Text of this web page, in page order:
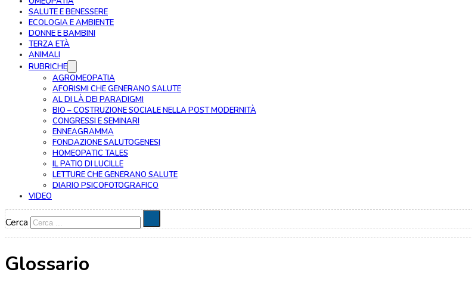
SALUTE E BENESSERE
ECOLOGIA E AMBIENTE
DONNE E BAMBINI
TERZA ETÀ
ANIMALI
RUBRICHE
AGROMEOPATIA
AFORISMI CHE GENERANO SALUTE
AL DI LÀ DEI PARADIGMI
BIO – COSTRUZIONE SOCIALE NELLA POST MODERNITÀ
CONGRESSI E SEMINARI
ENNEAGRAMMA
FONDAZIONE SALUTOGENESI
HOMEOPATIC TALES
IL PATIO DI LUCILLE
LETTURE CHE GENERANO SALUTE
DIARIO PSICOFOTOGRAFICO
VIDEO
Cerca
Glossario